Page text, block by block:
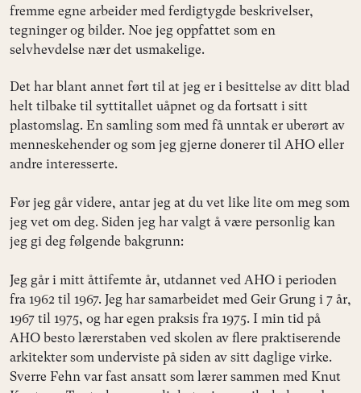
fremme egne arbeider med ferdigtygde beskrivelser,
tegninger og bilder. Noe jeg oppfattet som en
selvhevdelse nær det usmakelige.
Det har blant annet ført til at jeg er i besittelse av ditt blad
helt tilbake til syttitallet uåpnet og da fortsatt i sitt
plastomslag. En samling som med få unntak er uberørt av
menneskehender og som jeg gjerne donerer til AHO eller
andre interesserte.
Før jeg går videre, antar jeg at du vet like lite om meg som
jeg vet om deg. Siden jeg har valgt å være personlig kan
jeg gi deg følgende bakgrunn:
Jeg går i mitt åttifemte år, utdannet ved AHO i perioden
fra 1962 til 1967. Jeg har samarbeidet med Geir Grung i 7 år,
1967 til 1975, og har egen praksis fra 1975. I min tid på
AHO besto lærerstaben ved skolen av flere praktiserende
arkitekter som underviste på siden av sitt daglige virke.
Sverre Fehn var fast ansatt som lærer sammen med Knut